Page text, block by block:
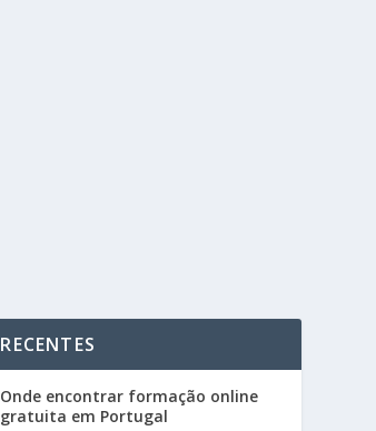
RECENTES
Onde encontrar formação online
gratuita em Portugal